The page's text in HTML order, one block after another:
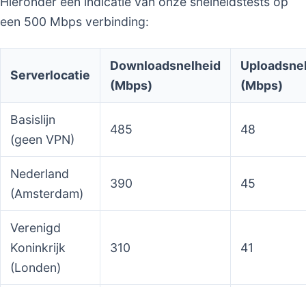
een 500 Mbps verbinding:
Serverlocatie
Downloadsnelheid
(Mbps)
(Mbps)
Basislijn
(geen VPN)
485 48
Nederland
(Amsterdam)
390 45
Verenigd
Koninkrijk
(Londen)
310 41